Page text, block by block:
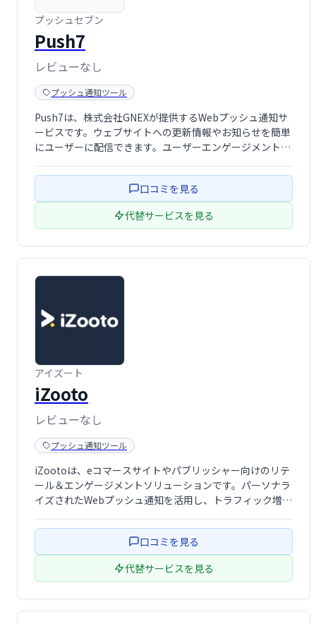
プッシュセブン
Push7
レビューなし
プッシュ通知ツール
Push7は、株式会社GNEXが提供するWebプッシュ通知サ
ービスです。ウェブサイトへの更新情報やお知らせを簡単
にユーザーに配信できます。ユーザーエンゲージメント向
口コミを見る
代替サービスを見る
アイズート
iZooto
レビューなし
プッシュ通知ツール
iZootoは、eコマースサイトやパブリッシャー向けのリテ
ール＆エンゲージメントソリューションです。パーソナラ
イズされたWebプッシュ通知を活用し、トラフィック増加
最適化され、ネイティブコンテンツ広告による収益化も支
援します。ユーザーを迅速かつ効果 …
口コミを見る
代替サービスを見る